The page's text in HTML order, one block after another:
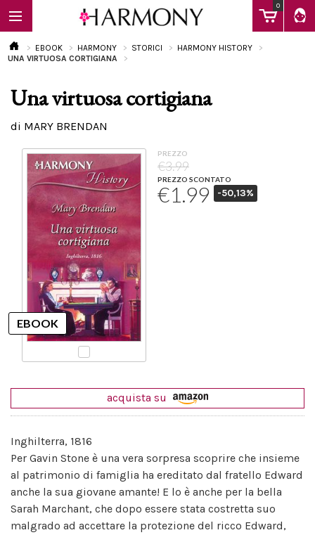
0
EBOOK
Calendario
EBOOK HARMONY STORICI
HARMONY HISTORY
UNA VIRTUOSA CORTIGIANA
Una virtuosa cortigiana
di MARY BRENDAN
PREZZO
€3.99
PREZZO SCONTATO
€1.99 -50,13%
acquista su
Inghilterra, 1816
Per Gavin Stone è una vera sorpresa scoprire che insieme
al patrimonio di famiglia ha ereditato dal fratello Edward
anche la sua giovane amante! E lo è anche per la bella
Sarah Marchant, che dopo essere stata costretta suo
malgrado ad accettare la protezione del ricco Edward,